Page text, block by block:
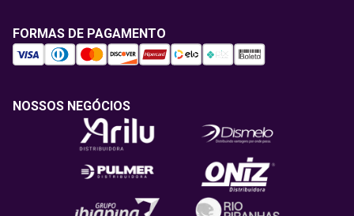
FORMAS DE PAGAMENTO
NOSSOS NEGÓCIOS